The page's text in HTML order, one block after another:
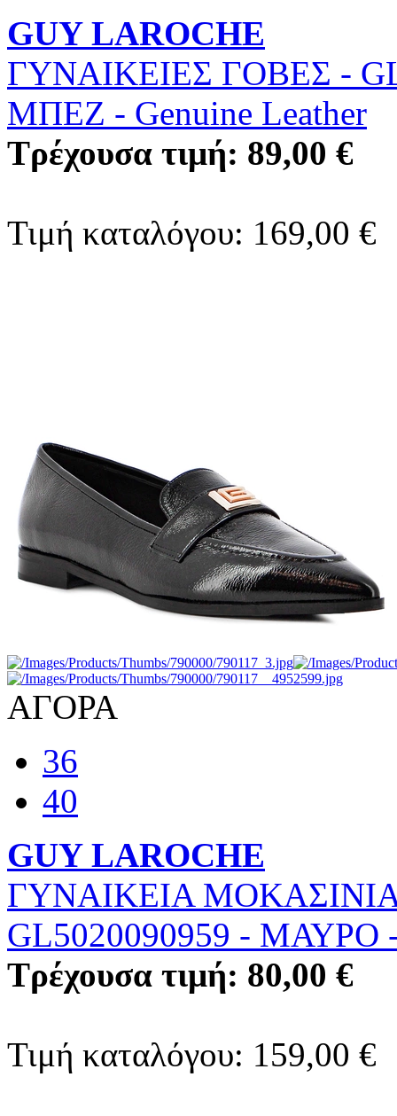
GUY LAROCHE
ΓΥΝΑΙΚΕΙΕΣ ΓΟΒΕΣ -
ΜΠΕΖ - Genuine Leather
Τρέχουσα τιμή: 89,00 €
Τιμή καταλόγου: 169,00 €
ΑΓΟΡΑ
36
40
GUY LAROCHE
ΓΥΝΑΙΚΕΙΑ
GL5020090959 - ΜΑΥΡΟ
Τρέχουσα τιμή: 80,00 €
Τιμή καταλόγου: 159,00 €